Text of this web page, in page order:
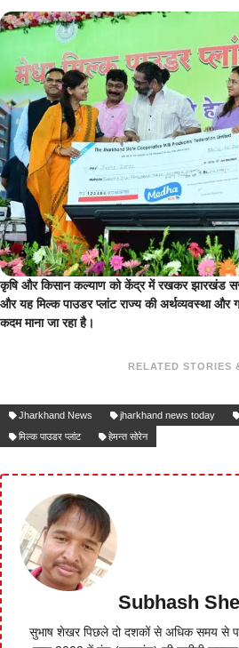
कृषि और किसान कल्याण को केंद्र में रखकर झारखंड
और यह मिल्क पाउडर प्लांट राज्य की अर्थव्यवस्था और
कदम माना जा रहा है।
RELATED STORIES
Jharkhand News jharkhand news today
मिल्क पाउडर प्लांट
हेमन्त सोरेन
Subhash
सुभाष शेखर पिछले दो दशकों से अधिक समय से